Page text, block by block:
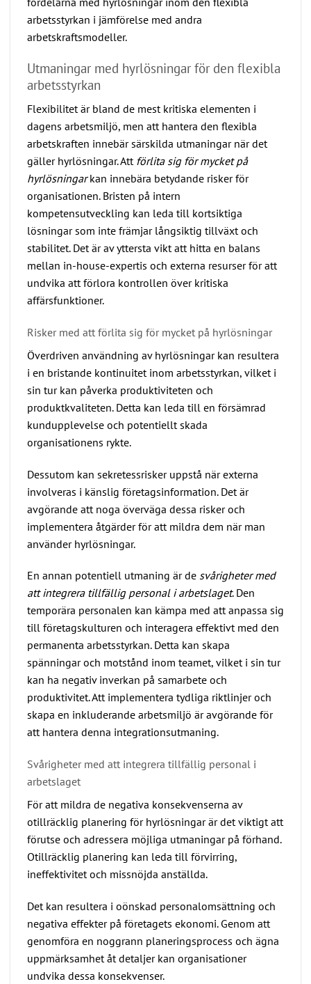
arbetsstyrkan i jämförelse med andra
arbetskraftsmodeller.
Utmaningar med hyrlösningar för den flexibla
arbetsstyrkan
Flexibilitet är bland de mest kritiska elementen i
dagens arbetsmiljö, men att hantera den flexibla
arbetskraften innebär särskilda utmaningar när det
gäller hyrlösningar. Att förlita sig för mycket på
hyrlösningarkan innebära betydande risker för
organisationen. Bristen på intern
kompetensutveckling kan leda till kortsiktiga
lösningar som inte främjar långsiktig tillväxt och
stabilitet. Det är av yttersta vikt att hitta en balans
mellan in-house-expertis och externa resurser för att
undvika att förlora kontrollen över kritiska
affärsfunktioner.
Risker med att förlita sig för mycket på hyrlösningar
Överdriven användning av hyrlösningar kan resultera
i en bristande kontinuitet inom arbetsstyrkan, vilket i
sin tur kan påverka produktiviteten och
produktkvaliteten. Detta kan leda till en försämrad
kundupplevelse och potentiellt skada
organisationens rykte.
Dessutom kan sekretessrisker uppstå när externa
involveras i känslig företagsinformation. Det är
avgörande att noga överväga dessa risker och
implementera åtgärder för att mildra dem när man
använder hyrlösningar.
En annan potentiell utmaning är de svårigheter med
att integrera tillfällig personal i arbetslaget. Den
temporära personalen kan kämpa med att anpassa sig
till företagskulturen och interagera effektivt med den
permanenta arbetsstyrkan. Detta kan skapa
spänningar och motstånd inom teamet, vilket i sin tur
kan ha negativ inverkan på samarbete och
produktivitet. Att implementera tydliga riktlinjer och
skapa en inkluderande arbetsmiljö är avgörande för
att hantera denna integrationsutmaning.
Svårigheter med att integrera tillfällig personal i
arbetslaget
För att mildra de negativa konsekvenserna av
otillräcklig planering för hyrlösningar är det viktigt att
förutse och adressera möjliga utmaningar på förhand.
Otillräcklig planering kan leda till förvirring,
ineffektivitet och missnöjda anställda.
Det kan resultera i oönskad personalomsättning och
negativa effekter på företagets ekonomi. Genom att
genomföra en noggrann planeringsprocess och ägna
uppmärksamhet åt detaljer kan organisationer
undvika dessa konsekvenser.